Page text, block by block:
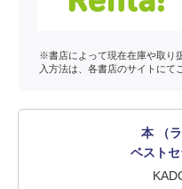
※書店によって現在在庫や取り
入方法は、各書店のサイトにて
本 （
ベスト